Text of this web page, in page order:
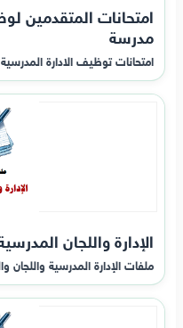
امتحانات المتقدمين
مدرسة
امتحانات توظيف الادارة
الإدارة واللجان
ملفات الإدارة المدرسية